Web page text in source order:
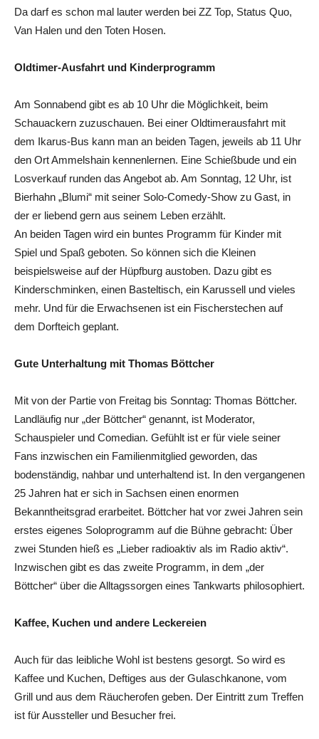
Da darf es schon mal lauter werden bei ZZ Top, Status Quo,
Van Halen und den Toten Hosen.
Oldtimer-Ausfahrt und Kinderprogramm
Am Sonnabend gibt es ab 10 Uhr die Möglichkeit, beim
Schauackern zuzuschauen. Bei einer Oldtimerausfahrt mit
dem Ikarus-Bus kann man an beiden Tagen, jeweils ab 11 Uhr
den Ort Ammelshain kennenlernen. Eine Schießbude und ein
Losverkauf runden das Angebot ab. Am Sonntag, 12 Uhr, ist
Bierhahn „Blumi“ mit seiner Solo-Comedy-Show zu Gast, in
der er liebend gern aus seinem Leben erzählt.
An beiden Tagen wird ein buntes Programm für Kinder mit
Spiel und Spaß geboten. So können sich die Kleinen
beispielsweise auf der Hüpfburg austoben. Dazu gibt es
Kinderschminken, einen Basteltisch, ein Karussell und vieles
mehr. Und für die Erwachsenen ist ein Fischerstechen auf
dem Dorfteich geplant.
Gute Unterhaltung mit Thomas Böttcher
Mit von der Partie von Freitag bis Sonntag: Thomas Böttcher.
Landläufig nur „der Böttcher“ genannt, ist Moderator,
Schauspieler und Comedian. Gefühlt ist er für viele seiner
Fans inzwischen ein Familienmitglied geworden, das
bodenständig, nahbar und unterhaltend ist. In den vergangenen
25 Jahren hat er sich in Sachsen einen enormen
Bekanntheitsgrad erarbeitet. Böttcher hat vor zwei Jahren sein
erstes eigenes Soloprogramm auf die Bühne gebracht: Über
zwei Stunden hieß es „Lieber radioaktiv als im Radio aktiv“.
Inzwischen gibt es das zweite Programm, in dem „der
Böttcher“ über die Alltagssorgen eines Tankwarts philosophiert.
Kaffee, Kuchen und andere Leckereien
Auch für das leibliche Wohl ist bestens gesorgt. So wird es
Kaffee und Kuchen, Deftiges aus der Gulaschkanone, vom
Grill und aus dem Räucherofen geben. Der Eintritt zum Treffen
ist für Aussteller und Besucher frei.